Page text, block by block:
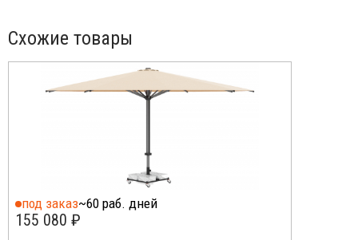
Схожие товары
под заказ~60 раб. дней
155 080 ₽